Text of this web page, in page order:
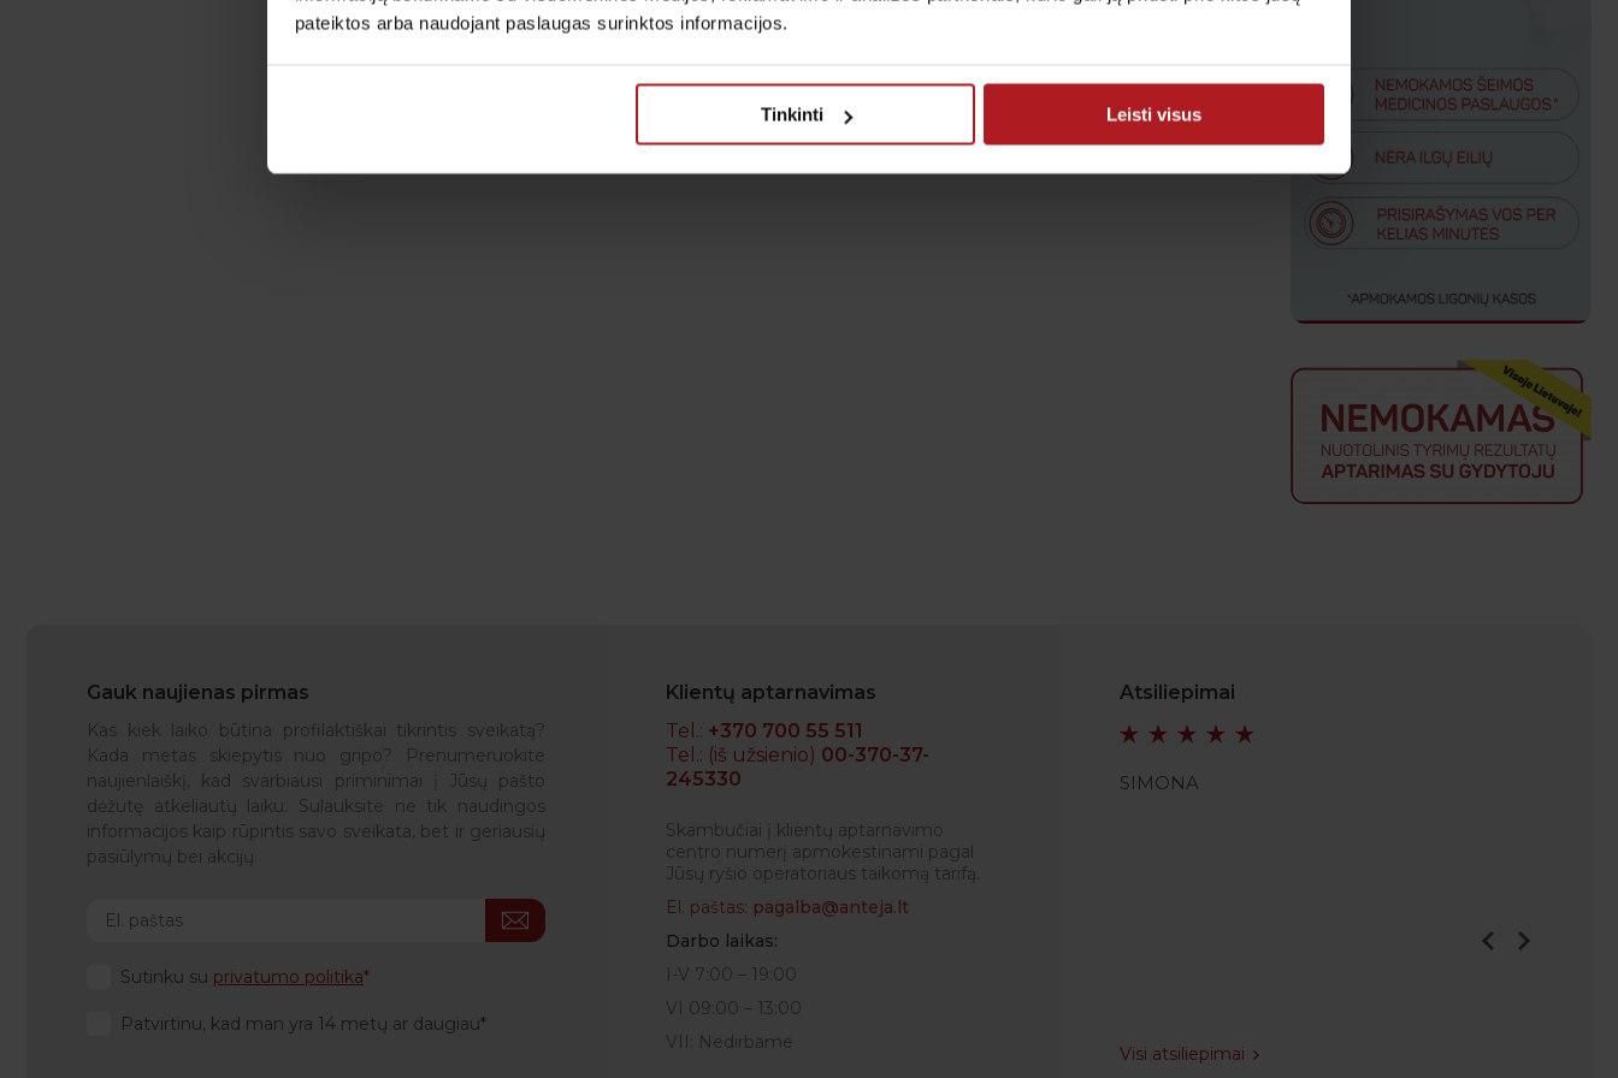
pateiktos arba naudojant paslaugas surinktos informacijos.
Tinkinti Leisti visus
Gauk naujienas pirmas
Kas kiek laiko būtina profilaktiškai tikrintis sveikatą?
Kada metas skiepytis nuo gripo? Prenumeruokite
naujienlaiškį, kad svarbiausi priminimai į Jūsų pašto
dėžutę atkeliautų laiku. Sulauksite ne tik naudingos
informacijos kaip rūpintis savo sveikata, bet ir geriausių
pasiūlymų bei akcijų.
Sutinku su privatumo politika
Patvirtinu, kad man yra 14 metų ar daugiau
Klientų aptarnavimas
Tel.: +370 700 55 511
Tel.: (iš užsienio) 00-370-37-
245330
Skambučiai į klientų aptarnavimo
centro numerį apmokestinami pagal
Jūsų ryšio operatoriaus taikomą tarifą.
El. paštas: pagalba@anteja.lt
Darbo laikas:
I-V 7:00 – 19:00
VI 09:00 – 13:00
VII: Nedirbame
Atsiliepimai
RENATA SIMONA
Visi atsiliepimai